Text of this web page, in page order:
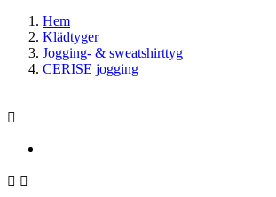
Hem
Klädtyger
Jogging- & sweatshirttyg
CERISE jogging

 